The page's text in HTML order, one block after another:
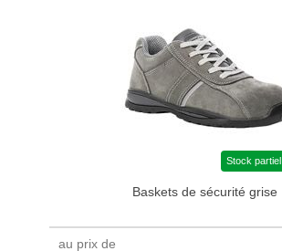
Stock partiel
Baskets de sécurité grise
au prix de